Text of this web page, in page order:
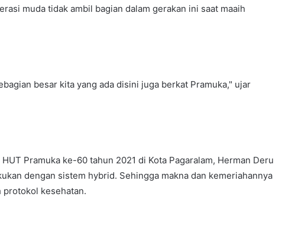
muda tidak ambil bagian dalam gerakan ini saat maaih
besar kita yang ada disini juga berkat Pramuka," ujar
Pramuka ke-60 tahun 2021 di Kota Pagaralam, Herman Deru
dengan sistem hybrid. Sehingga makna dan kemeriahannya
kesehatan.